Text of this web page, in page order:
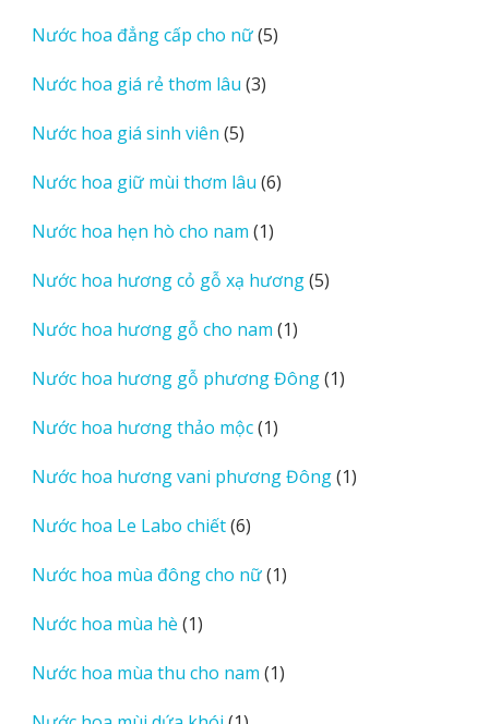
Nước hoa đẳng cấp cho nữ 55
Nước hoa giá rẻ thơm lâu 33
Nước hoa giá sinh viên 55
phẩm
Nước hoa giữ mùi thơm lâu 66
Nước hoa hẹn hò cho nam 11
phẩm
Nước hoa hương cỏ gỗ xạ hương 55
Nước hoa hương gỗ cho nam 11
phẩm
Nước hoa hương gỗ phương Đông 11
Nước hoa hương thảo mộc 11
phẩm
Nước hoa hương vani phương Đông 11
Nước hoa Le Labo chiết 66
phẩm
Nước hoa mùa đông cho nữ 11
Nước hoa mùa hè 11
phẩm
Nước hoa mùa thu cho nam 11